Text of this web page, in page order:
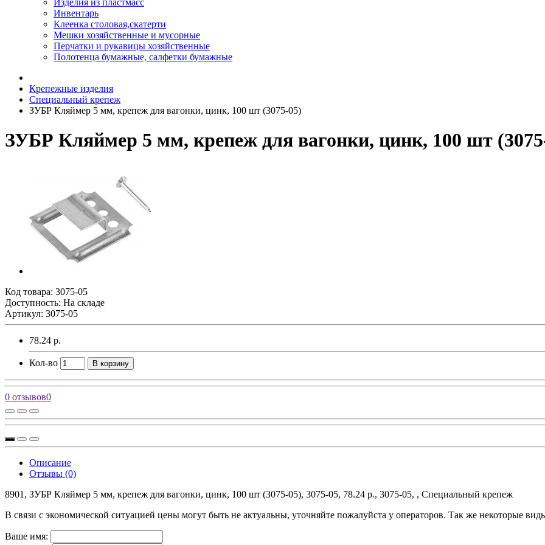
Изделия из пластмасс
Инвентарь
Клеенка столовая,скатерти
Мешки хозяйственные и мусорные
Перчатки и рукавицы хозяйственные
Полотенца бумажные, салфетки бумажные
Крепежные изделия
Специальный крепеж
ЗУБР Кляймер 5 мм, крепеж для вагонки, цинк, 100 шт (3075-05)
ЗУБР Кляймер 5 мм, крепеж для вагонки, цинк, 100 шт
Код товара: 3075-05
Доступность: На складе
Артикул: 3075-05
78.24 р.
Кол-во В корзину
0 отзывов0
Описание
Отзывы (0)
8901, ЗУБР Кляймер 5 мм, крепеж для вагонки, цинк, 100 шт (3075-05), 3075-05, 78.24 р., 3075-05, , Специальный крепеж
В связи с экономической ситуацией цены могут быть не актуальны, уточняйте пожалуйста у операторов. Так же некоторые
Ваше имя: